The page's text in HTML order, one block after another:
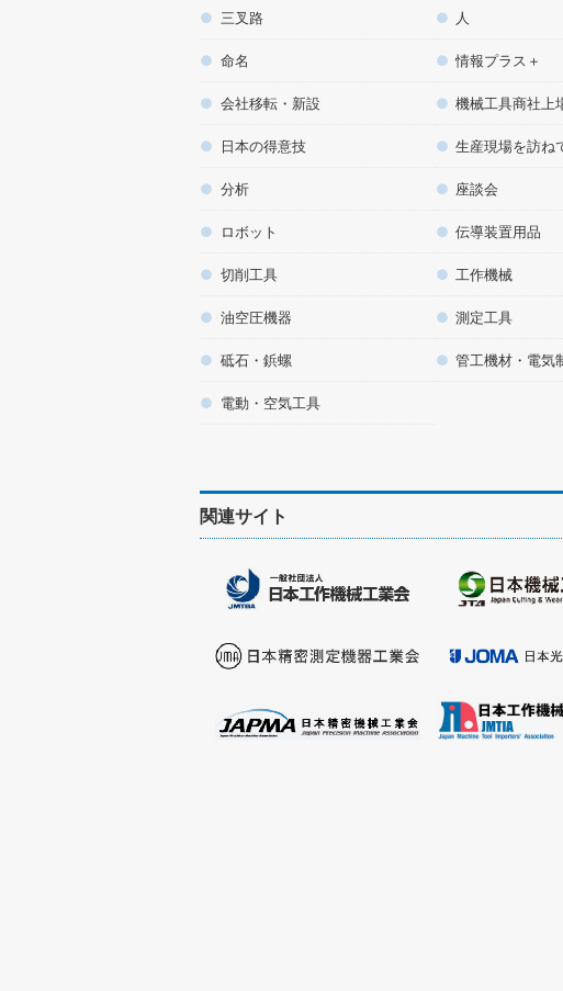
三叉路 人
命名 情報プラス＋
会社移転・新設 機械工具商社上
日本の得意技 生産現場を訪ね
分析 座談会
ロボット 伝導装置用品
切削工具 工作機械
油空圧機器 測定工具
砥石・鋲螺 管工機材・電気
電動・空気工具
関連サイト